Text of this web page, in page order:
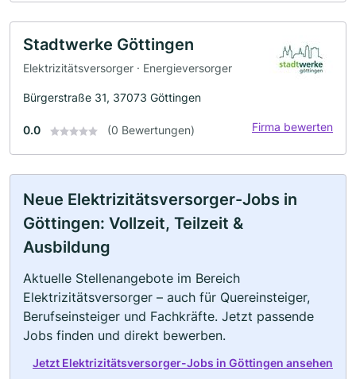
Stadtwerke Göttingen
Elektrizitätsversorger · Energieversorger
Bürgerstraße 31, 37073 Göttingen
0.0 (0 Bewertungen) Firma bewerten
Neue Elektrizitätsversorger-Jobs in
Göttingen: Vollzeit, Teilzeit &
Ausbildung
Aktuelle Stellenangebote im Bereich
Elektrizitätsversorger – auch für Quereinsteiger,
Berufseinsteiger und Fachkräfte. Jetzt passende
Jobs finden und direkt bewerben.
Jetzt Elektrizitätsversorger-Jobs in Göttingen ansehen